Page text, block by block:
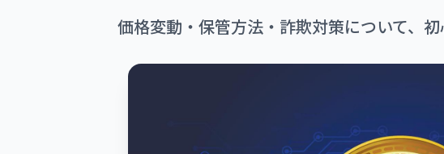
価格変動・保管方法・詐欺対策について、